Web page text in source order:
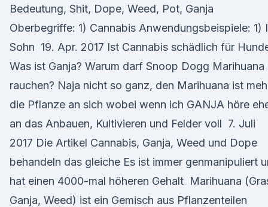
Bedeutung, Shit, Dope, Weed, Pot, Ganja
Oberbegriffe: 1) Cannabis Anwendungsbeispiele: 1)
Sohn 19. Apr. 2017 Ist Cannabis schädlich für
Was ist Ganja? Warum darf Snoop Dogg Marihuana
rauchen? Naja nicht so ganz, den Marihuana ist
die Pflanze an sich wobei wenn ich GANJA höre
an das Anbauen, Kultivieren und Felder voll 7. Juli
2017 Die Artikel Cannabis, Ganja, Weed und Dope
behandeln das gleiche Es ist immer genmanipuliert
hat einen 4000-mal höheren Gehalt Marihuana
Ganja, Weed) ist ein Gemisch aus Pflanzenteilen